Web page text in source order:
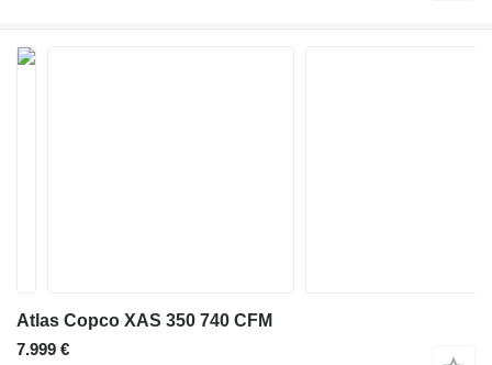
Atlas Copco XAS 350 740 CFM
7.999 €